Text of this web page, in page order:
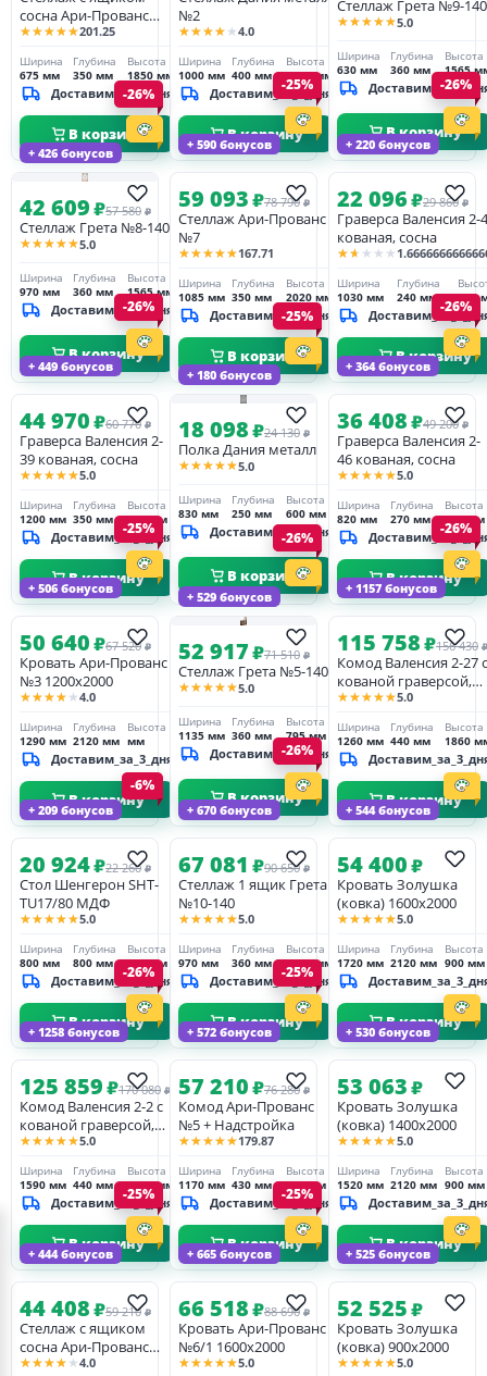
сосна Ари-Прованс
№10
★★★★★201.25
Ширина
675 мм
Глубина
350 мм
Высота
1850 мм
Доставим_за_3_дня
В корзину
№2
★★★★★4.0
Ширина
1000 мм
Глубина
400 мм
Высота
1755 мм
Доставим_за_3_дня
В корзину
Стеллаж Грета №9-140
★★★★★5.0
Ширина
630 мм
Глубина
360 мм
Высота
1565
В корзину
+ 426 бонусов
-26%
42 609₽57 580 ₽
Стеллаж Грета №8-140
★★★★★5.0
Ширина
970 мм
Глубина
360 мм
Высота
1565 мм
Доставим_за_3_дня
В корзину
+ 590 бонусов
-25%
59 093₽78 790 ₽
Стеллаж Ари-Прованс
№7
★★★★★167.71
Ширина
1085 мм
Глубина
350 мм
Высота
2020 мм
Доставим_за_3_дня
В корзину
+ 220 бонусов
-26%
22 096₽29 860 ₽
Граверса Валенсия 2-
кованая, сосна
★★★★★
Ширина
1030 мм
Глубина
240 мм
670
В корзину
+ 449 бонусов
-26%
44 970₽60 770 ₽
Граверса Валенсия 2-
39 кованая, сосна
★★★★★5.0
Ширина
1200 мм
Глубина
350 мм
Высота
910 мм
Доставим_за_3_дня
В корзину
+ 180 бонусов
-25%
18 098₽24 130 ₽
Полка Дания металл
★★★★★5.0
Ширина
830 мм
Глубина
250 мм
Высота
600 мм
Доставим_за_3_дня
В корзину
+ 364 бонусов
-26%
36 408₽49 200 ₽
Граверса Валенсия 2-
46 кованая, сосна
★★★★★5.0
Ширина
820 мм
Глубина
270 мм
Высота
780 мм
В корзину
+ 506 бонусов
-25%
50 640₽67 520 ₽
Кровать Ари-Прованс
№3 1200х2000
★★★★★4.0
Ширина
1290 мм
Глубина
2120 мм
Высота
мм
Доставим_за_3_дня
В корзину
+ 529 бонусов
-26%
52 917₽71 510 ₽
Стеллаж Грета №5-140
★★★★★5.0
Ширина
1135 мм
Глубина
360 мм
Высота
795 мм
Доставим_за_3_дня
В корзину
+ 1157 бонусов
-26%
115 758₽156 430 ₽
Комод Валенсия 2-27 с
кованой граверсой,
сосна
★★★★★5.0
Ширина
1260 мм
Глубина
440 мм
Высота
1860
В корзину
+ 209 бонусов
-6%
20 924₽22 260 ₽
Стол Шенгерон SHT-
TU17/80 МДФ
★★★★★5.0
Ширина
800 мм
Глубина
800 мм
Высота
752 мм
Доставим_за_3_дня
В корзину
+ 670 бонусов
-26%
67 081 ₽90 650 ₽
Стеллаж 1 ящик Грета
№10-140
★★★★★5.0
Ширина
970 мм
Глубина
360 мм
Высота
1565 мм
Доставим_за_3_дня
В корзину
+ 544 бонусов
54 400₽
Кровать Золушка
(ковка) 1600х2000
★★★★★5.0
Ширина
1720 мм
Глубина
2120 мм
Высота
900 мм
В корзину
+ 1258 бонусов
-26%
125 859₽170 080 ₽
Комод Валенсия 2-2 с
кованой граверсой,
сосна
★★★★★5.0
Ширина
1590 мм
Глубина
440 мм
Высота
1860 мм
Доставим_за_3_дня
В корзину
+ 572 бонусов
-25%
57 210₽76 280 ₽
Комод Ари-Прованс
№5 + Надстройка
★★★★★179.87
Ширина
1170 мм
Глубина
430 мм
Высота
860 мм
Доставим_за_3_дня
В корзину
+ 530 бонусов
53 063₽
Кровать Золушка
(ковка) 1400х2000
★★★★★5.0
Ширина
1520 мм
Глубина
2120 мм
Высота
900 мм
В корзину
+ 444 бонусов
-25%
44 408₽59 210 ₽
Стеллаж с ящиком
сосна Ари-Прованс
№11
★★★★★4.0
+ 665 бонусов
-25%
66 518₽88 690 ₽
Кровать Ари-Прованс
№6/1 1600х2000
★★★★★5.0
+ 525 бонусов
52 525₽
Кровать Золушка
(ковка) 900х2000
★★★★★5.0